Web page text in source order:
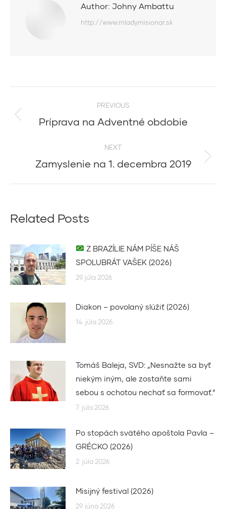
Author: Johny Ambattu
http://www.mladymisionar.sk
navigation
PREVIOUS
Previous
Príprava na Adventné obdobie
NEXT
Next
Zamyslenie na 1. decembra 2019
Related Posts
Z BRAZÍLIE NÁM PÍŠE NÁŠ
SPOLUBRÁT VAŠEK (2026)
29. júla 2026
Diakon – povolaný slúžiť (2026)
14. júla 2026
Tomáš Baleja, SVD: „Nesnažte sa byť
niekým iným, ale zostaňte sami
sebou s ochotou nechať sa formovať.“
7. júla 2026
Po stopách svätého apoštola Pavla –
GRÉCKO (2026)
2. júla 2026
Misijný festival (2026)
29. júna 2026